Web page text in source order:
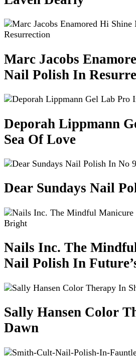
Marc Jacobs
Nail Polish In
Deporah Lippmann
Sea Of Love
Dear Sundays Nail
Nails Inc. The
Nail Polish In
Sally Hansen Color
Dawn